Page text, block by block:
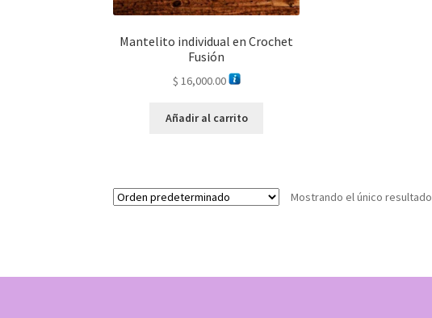
Mantelito individual en Crochet
Fusión
$ 16,000.00
Añadir al carrito
Mostrando el único resultado